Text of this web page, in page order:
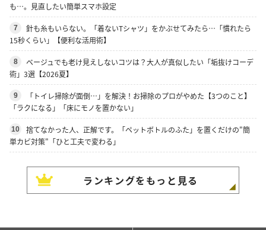
も…。見直したい簡単スマホ設定
7
針も糸もいらない。「着ないTシャツ」をかぶせてみたら…「慣れたら
15秒くらい」【便利な活用術】
8
ベージュでも老け見えしないコツは？大人が真似したい「垢抜けコーデ
術」3選【2026夏】
9
「トイレ掃除が面倒…」を解決！お掃除のプロがやめた【3つのこと】
「ラクになる」「床にモノを置かない」
10
捨てなかった人、正解です。「ペットボトルのふた」を置くだけの"簡
単カビ対策"「ひと工夫で変わる」
ランキングをもっと見る